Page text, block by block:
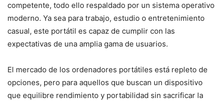
competente, todo ello respaldado por un sistema operativo
moderno. Ya sea para trabajo, estudio o entretenimiento
casual, este portátil es capaz de cumplir con las
expectativas de una amplia gama de usuarios.
El mercado de los ordenadores portátiles está repleto de
opciones, pero para aquellos que buscan un dispositivo
que equilibre rendimiento y portabilidad sin sacrificar la